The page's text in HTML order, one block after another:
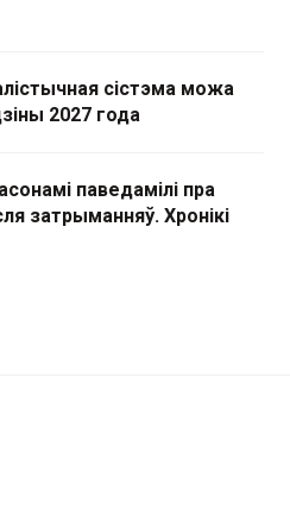
сістэма можа
2027 года
паведамілі пра
затрыманняў. Хронікі